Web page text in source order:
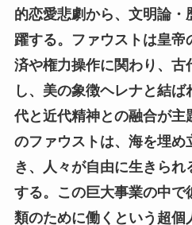
的恋愛悲劇から、文明論・
躍する。ファウストは皇帝
済や権力操作に関わり、古
し、美の象徴ヘレナと結
代と近代精神との融合が主
のファウストは、海を埋め
き、人々が自由に生きられ
する。この巨大事業の中で
類のために働くという超個